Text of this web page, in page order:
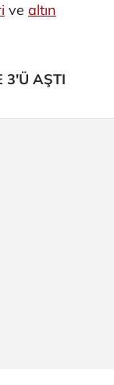
ve altın
3'Ü AŞTI